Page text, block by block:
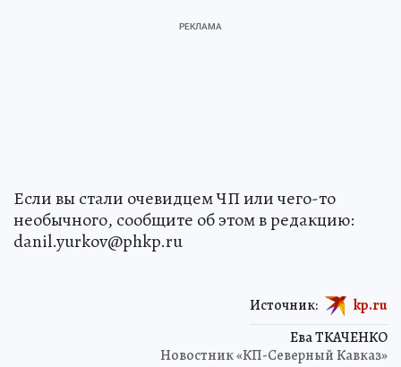
Если вы стали очевидцем ЧП или чего-то
необычного, сообщите об этом в редакцию:
danil.yurkov@phkp.ru
Ева ТКАЧЕНКО
Новостник «КП-Северный Кавказ»
Источник: kp.ru